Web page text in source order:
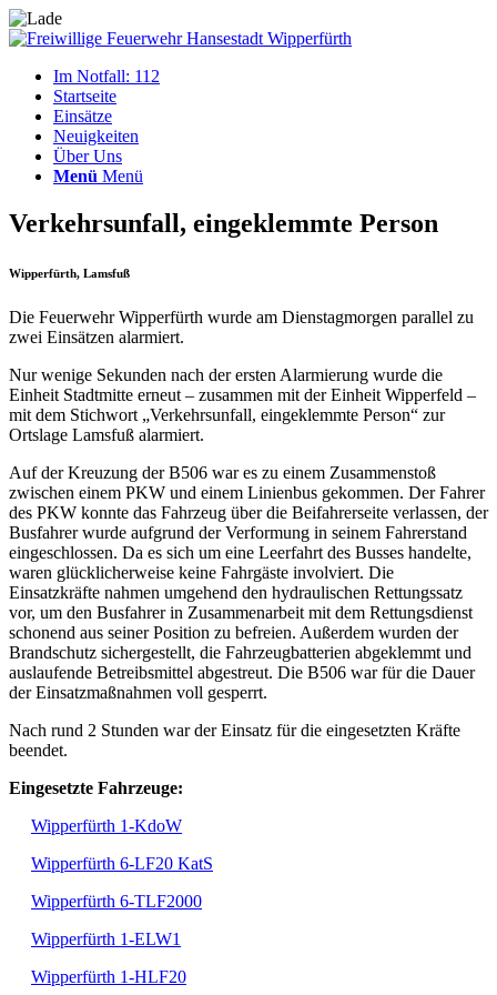
Im Notfall: 112
Startseite
Einsätze
Neuigkeiten
Über Uns
Menü Menü
Verkehrsunfall, eingeklemmte Person
Wipperfürth, Lamsfuß
Die Feuerwehr Wipperfürth wurde am Dienstagmorgen parallel zu
zwei Einsätzen alarmiert.
Nur wenige Sekunden nach der ersten Alarmierung wurde die
Einheit Stadtmitte erneut – zusammen mit der Einheit Wipperfeld –
mit dem Stichwort „Verkehrsunfall, eingeklemmte Person“ zur
Ortslage Lamsfuß alarmiert.
Auf der Kreuzung der B506 war es zu einem Zusammenstoß
zwischen einem PKW und einem Linienbus gekommen. Der Fahrer
des PKW konnte das Fahrzeug über die Beifahrerseite verlassen, der
Busfahrer wurde aufgrund der Verformung in seinem Fahrerstand
eingeschlossen. Da es sich um eine Leerfahrt des Busses handelte,
waren glücklicherweise keine Fahrgäste involviert. Die
Einsatzkräfte nahmen umgehend den hydraulischen Rettungssatz
vor, um den Busfahrer in Zusammenarbeit mit dem Rettungsdienst
schonend aus seiner Position zu befreien. Außerdem wurden der
Brandschutz sichergestellt, die Fahrzeugbatterien abgeklemmt und
auslaufende Betreibsmittel abgestreut. Die B506 war für die Dauer
der Einsatzmaßnahmen voll gesperrt.
Nach rund 2 Stunden war der Einsatz für die eingesetzten Kräfte
beendet.
Eingesetzte Fahrzeuge:
Wipperfürth 1-KdoW
Wipperfürth 6-LF20 KatS
Wipperfürth 6-TLF2000
Wipperfürth 1-ELW1
Wipperfürth 1-HLF20